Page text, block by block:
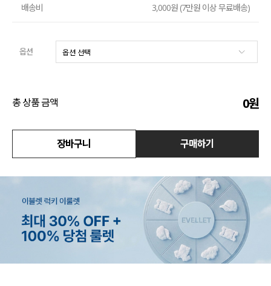
니트배송비 3,000원 (7만원 이상 무료배송)
옵션
총 상품 금액 0원
장바구니 구매하기